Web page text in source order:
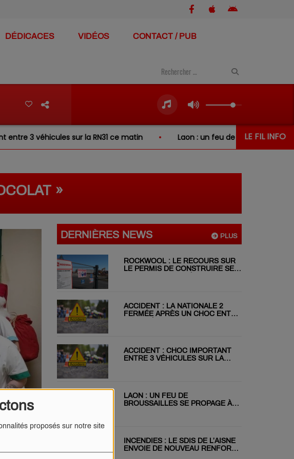
proposés sur notre site
DÉDICACES VIDÉOS CONTACT / PUB
LE FIL INFO
véhicules sur la RN31 ce matin Laon : un feu de broussailles se
»
PLUS
DERNIÈRES NEWS
ROCKWOOL : LE RECOURS SUR
LE PERMIS DE CONSTRUIRE SE
ACCIDENT : LA NATIONALE 2
FERMÉE APRÈS UN CHOC ENTRE
ACCIDENT : CHOC IMPORTANT
ENTRE 3 VÉHICULES SUR LA
LAON : UN FEU DE
BROUSSAILLES SE PROPAGE À
INCENDIES : LE SDIS DE L’AISNE
ENVOIE DE NOUVEAU RENFORT